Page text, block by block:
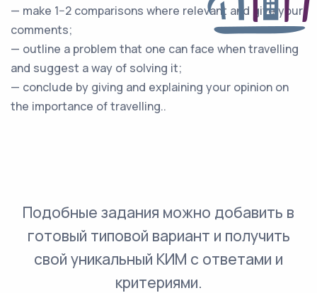
— make 1−2 comparisons where relevant and give your
comments;
— outline a problem that one can face when travelling
and suggest a way of solving it;
— conclude by giving and explaining your opinion on
the importance of travelling..
Подобные задания можно добавить в
готовый типовой вариант и получить
свой уникальный КИМ с ответами и
критериями.